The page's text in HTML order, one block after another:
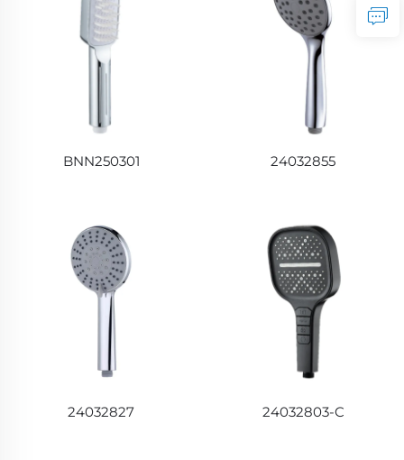
untuk Bilasan
Menyegarkan Penapis
Mandi yang Ideal untuk
Air Liat Menghilangkan
Menyegarkan dengan
Sistem Penapis Mandian
Terkini Naik Taraf
Sekarang ke Kepala
Penapis Mandi Teratas
Kami
BNN250301 24032855
24032827 24032803-C